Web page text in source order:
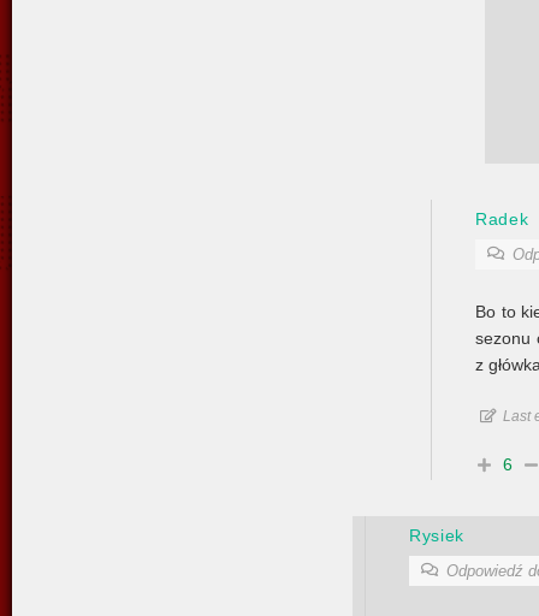
Radek
Bo to
sezonu
z
Last
6
Rysiek
Odpowiedź